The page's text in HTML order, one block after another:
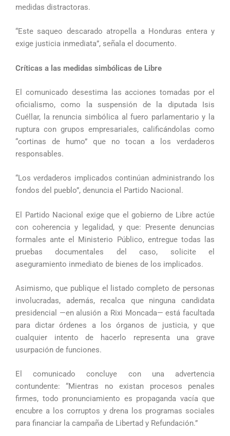
medidas distractoras.
“Este saqueo descarado atropella a Honduras entera y
exige justicia inmediata”, señala el documento.
Críticas a las medidas simbólicas de Libre
El comunicado desestima las acciones tomadas por el
oficialismo, como la suspensión de la diputada Isis
Cuéllar, la renuncia simbólica al fuero parlamentario y la
ruptura con grupos empresariales, calificándolas como
“cortinas de humo” que no tocan a los verdaderos
responsables.
“Los verdaderos implicados continúan administrando los
fondos del pueblo”, denuncia el Partido Nacional.
El Partido Nacional exige que el gobierno de Libre actúe
con coherencia y legalidad, y que: Presente denuncias
formales ante el Ministerio Público, entregue todas las
pruebas documentales del caso, solicite el
aseguramiento inmediato de bienes de los implicados.
Asimismo, que publique el listado completo de personas
involucradas, además, recalca que ninguna candidata
presidencial —en alusión a Rixi Moncada— está facultada
para dictar órdenes a los órganos de justicia, y que
cualquier intento de hacerlo representa una grave
usurpación de funciones.
El comunicado concluye con una advertencia
contundente: “Mientras no existan procesos penales
firmes, todo pronunciamiento es propaganda vacía que
encubre a los corruptos y drena los programas sociales
para financiar la campaña de Libertad y Refundación.”